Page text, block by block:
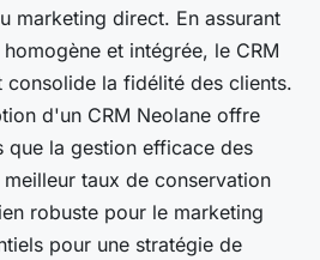
marketing direct. En assurant
et intégrée, le CRM
consolide la fidélité des clients.
d'un CRM Neolane offre
que la gestion efficace des
taux de conservation
robuste pour le marketing
pour une stratégie de